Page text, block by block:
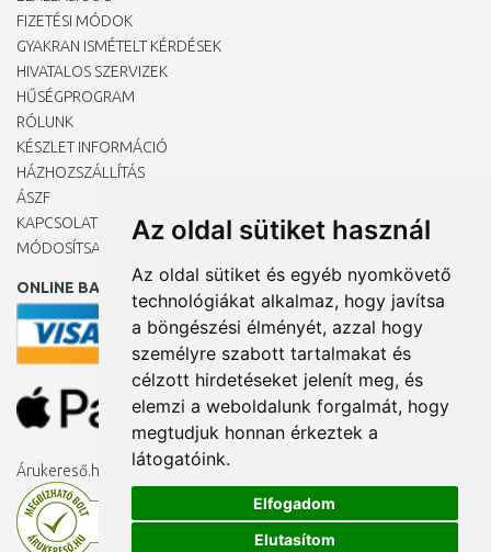
Az oldal sütiket használ
Az oldal sütiket és egyéb nyomkövető
technológiákat alkalmaz, hogy javítsa
a böngészési élményét, azzal hogy
személyre szabott tartalmakat és
célzott hirdetéseket jelenít meg, és
elemzi a weboldalunk forgalmát, hogy
megtudjuk honnan érkeztek a
látogatóink.
Elfogadom
Elutasítom
FIZETÉSI MÓDOK
GYAKRAN ISMÉTELT KÉRDÉSEK
HIVATALOS SZERVIZEK
HŰSÉGPROGRAM
RÓLUNK
KÉSZLET INFORMÁCIÓ
HÁZHOZSZÁLLÍTÁS
ÁSZF
KAPCSOLAT
MÓDOSÍTSA A COOKIE-BEÁLLÍTÁSAIMAT
ONLINE BANKKÁRTYÁVAL
Árukereső.hu